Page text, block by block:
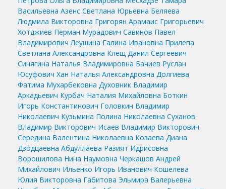
Васильевна Азенс Светлана Юрьевна Беляева
Людмила Викторовна Григорян Арамаис Григорьевич
Хотджиев Перман Мурадович Савинов Павел
Владимирович Леушина Галина Ивановна Прилепа
Светлана Александровна Клещ Данил Сергеевич
Синягина Наталья Владимировна Бачиев Руслан
Юсуфович Хан Наталья Александровна Долгиева
Фатима Мухарбековна Духовник Владимир
Аркадьевич Курбач Наталия Михайловна Боткин
Игорь Константинович Головкин Владимир
Николаевич Кузьмина Полина Николаевна Суханов
Владимир Викторович Исаев Владимир Викторович
Середина Валентина Николаевна Козаева Диана
Дзодцаевна Абдуллаева Разият Идрисовна
Ворошилова Нина Наумовна Черкашов Андрей
Михайлович Ильенко Игорь Иванович Кошелева
Юлия Викторовна Габитова Эльмира Валерьевна